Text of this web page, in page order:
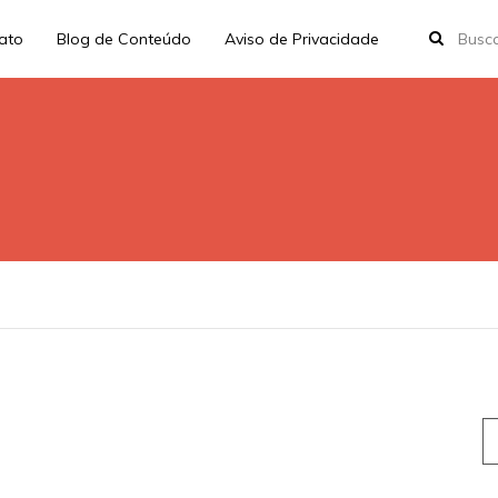
Blog de Conteúdo Aviso de Privacidade